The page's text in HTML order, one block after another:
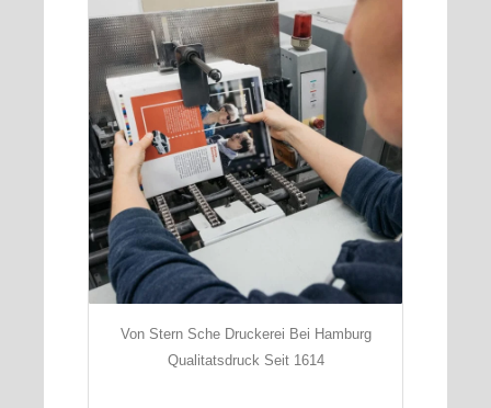
Von Stern Sche Druckerei Bei Hamburg
Qualitatsdruck Seit 1614